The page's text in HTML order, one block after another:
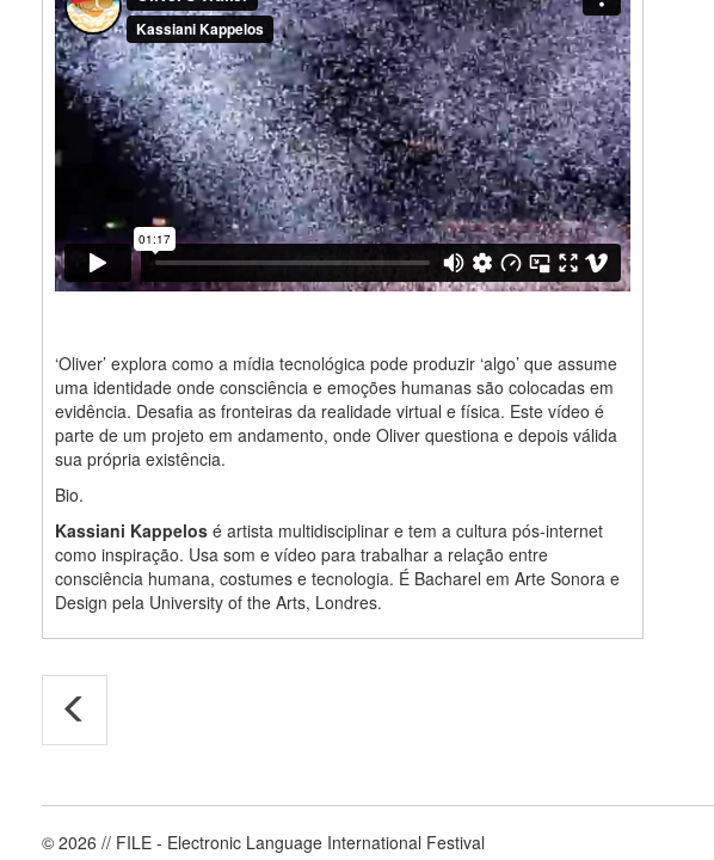
‘Oliver’ explora como a mídia tecnológica pode produzir ‘algo’ que assume
uma identidade onde consciência e emoções humanas são colocadas em
evidência. Desafia as fronteiras da realidade virtual e física. Este vídeo é
parte de um projeto em andamento, onde Oliver questiona e depois válida
sua própria existência.
Bio.
Kassiani Kappelos é artista multidisciplinar e tem a cultura pós-internet
como inspiração. Usa som e vídeo para trabalhar a relação entre
consciência humana, costumes e tecnologia. É Bacharel em Arte Sonora e
Design pela University of the Arts, Londres.
© 2026 // FILE - Electronic Language International Festival